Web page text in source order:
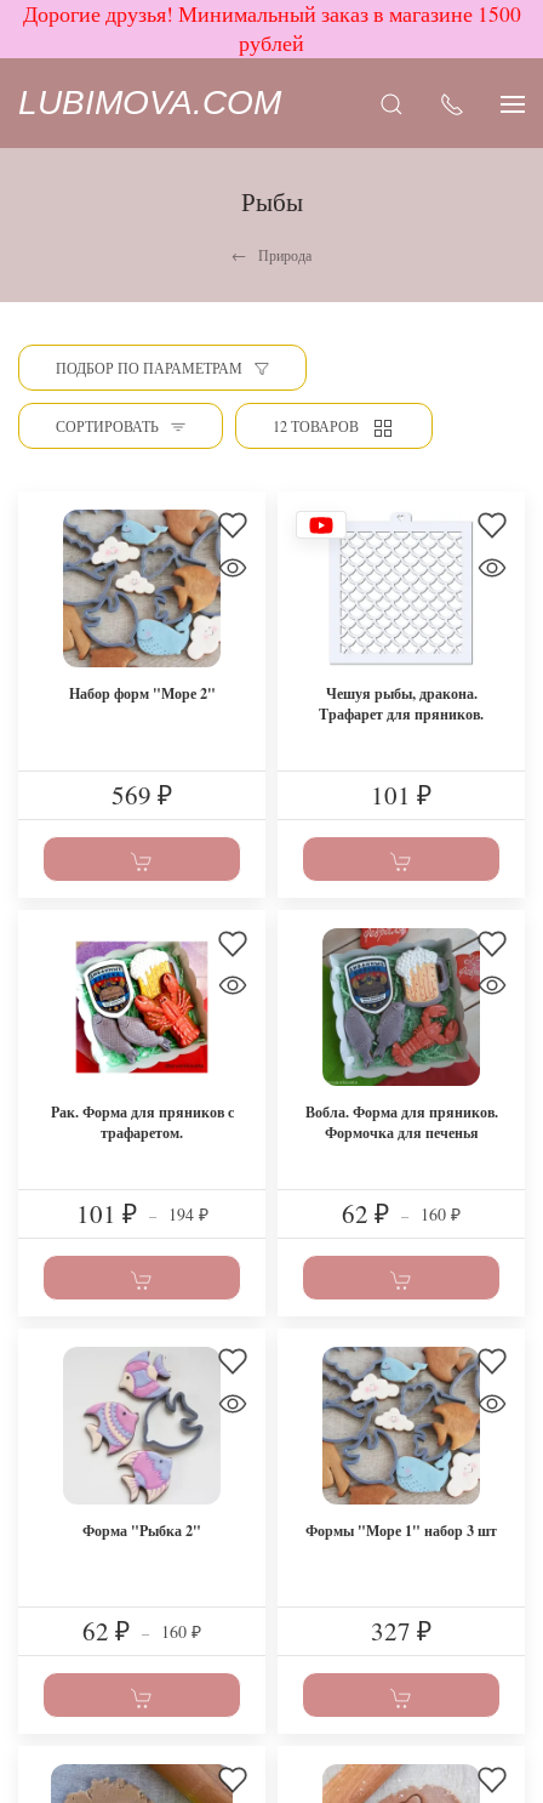
Дорогие друзья! Минимальный заказ в магазине 1500
рублей
LUBIMOVA.COM
Рыбы
Природа
ПОДБОР ПО ПАРАМЕТРАМ
СОРТИРОВАТЬ 12 ТОВАРОВ
Набор форм "Море 2"
569 ₽
Чешуя рыбы, дракона.
Трафарет для пряников.
101 ₽
Рак. Форма для пряников с
трафаретом.
101 ₽ – 194 ₽
Вобла. Форма для пряников.
Формочка для печенья
62 ₽ – 160 ₽
Форма "Рыбка 2"
62 ₽ – 160 ₽
Формы "Море 1" набор 3 шт
327 ₽